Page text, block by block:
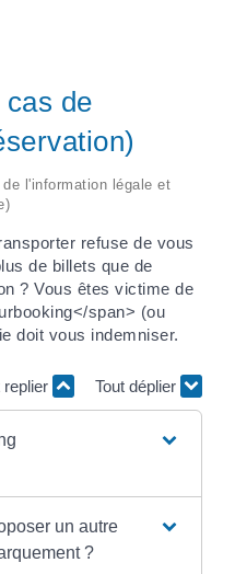
de
l'information légale et
refuse de vous
de billets que de
? Vous êtes victime de
span> (ou
doit vous indemniser.
replier Tout déplier
un autre
?